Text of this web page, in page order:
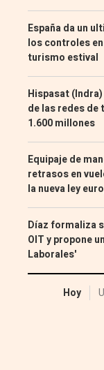
España da un
los controles
turismo estival
Hispasat
de las redes de
1.600 millones
Equipaje de
retrasos en
la nueva ley
Díaz formaliza
OIT y propone
Laborales'
Hoy